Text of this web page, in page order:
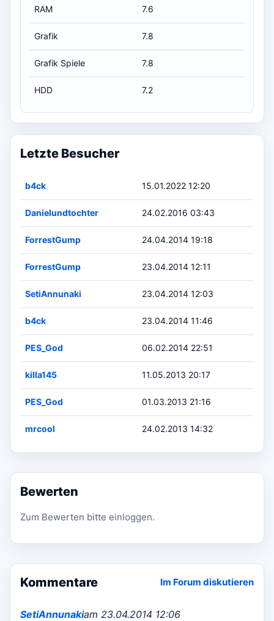
RAM 7.6
Grafik 7.8
Grafik Spiele 7.8
HDD 7.2
Letzte Besucher
b4ck 15.01.2022 12:20
Danielundtochter 24.02.2016 03:43
ForrestGump 24.04.2014 19:18
ForrestGump 23.04.2014 12:11
SetiAnnunaki 23.04.2014 12:03
b4ck 23.04.2014 11:46
PES_God 06.02.2014 22:51
killa145 11.05.2013 20:17
PES_God 01.03.2013 21:16
mrcool 24.02.2013 14:32
Bewerten
Zum Bewerten bitte einloggen.
Kommentare Im Forum diskutieren
SetiAnnunakiam 23.04.2014 12:06